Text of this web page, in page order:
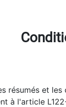
résumés et
à l'article